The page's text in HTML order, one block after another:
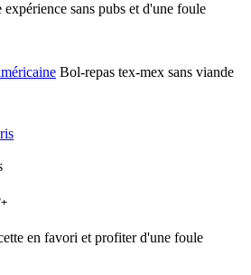
sans pubs et d'une foule
Bol-repas tex-mex sans viande
en favori et profiter d'une foule